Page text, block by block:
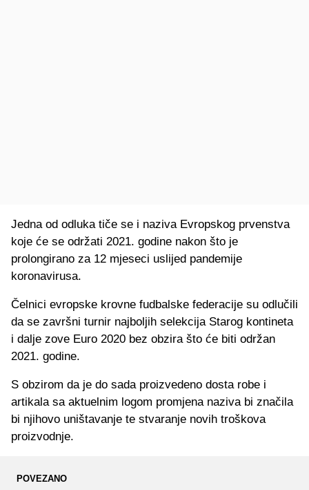
Jedna od odluka tiče se i naziva Evropskog prvenstva
koje će se održati 2021. godine nakon što je
prolongirano za 12 mjeseci uslijed pandemije
koronavirusa.
Čelnici evropske krovne fudbalske federacije su odlučili
da se završni turnir najboljih selekcija Starog kontineta
i dalje zove Euro 2020 bez obzira što će biti održan
2021. godine.
S obzirom da je do sada proizvedeno dosta robe i
artikala sa aktuelnim logom promjena naziva bi značila
bi njihovo uništavanje te stvaranje novih troškova
proizvodnje.
POVEZANO